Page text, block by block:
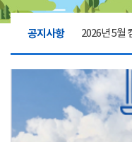
공지사항 2026년 5월
캠핑장(9월1